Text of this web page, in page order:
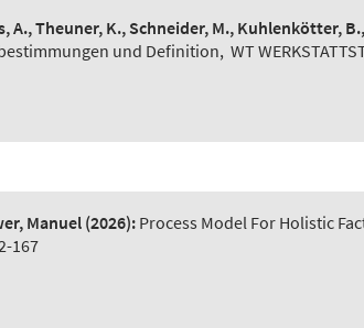
Theuner, K., Schneider, M., Kuhlenkötter,
und Definition, WT
Manuel (2026): Process Model For Holistic
167